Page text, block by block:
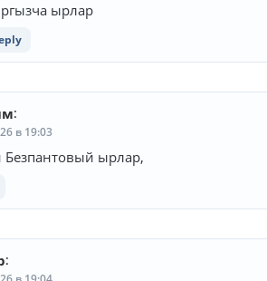
ырлар
:
в 19:03
ырлар,
: